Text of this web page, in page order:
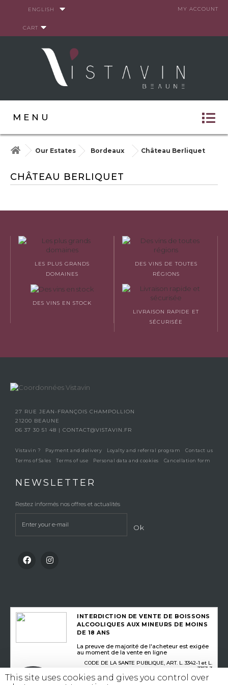
MY ACCOUNT
ENGLISH
CART
MENU
Our Estates Bordeaux Château Berliquet
CHÂTEAU BERLIQUET
LES PLUS GRANDS
DOMAINES
DES VINS DE TOUTES
RÉGIONS
DES VINS EN STOCK
LIVRAISON RAPIDE ET
SÉCURISÉE
27 RUE JEAN-FRANÇOIS CHAMPOLLION
21200 BEAUNE
06 37 30 51 48 | CONTACT@VISTAVIN.FR
Vistavin ? Payment and delivery Loyalty and referral program
Contact us
Terms of Sales
Terms of use Personal data and cookies Cancellation form
NEWSLETTER
Restez informés nos offres et actualités
Ok
INTERDICTION DE VENTE DE BOISSONS
ALCOOLIQUES AUX MINEURS DE MOINS
DE 18 ANS
La preuve de majorité de l'acheteur est exigée
au moment de la vente en ligne
CODE DE LA SANTE PUBLIQUE, ART. L. 3342-1 et L.
3353-3
This site uses cookies and gives you control over